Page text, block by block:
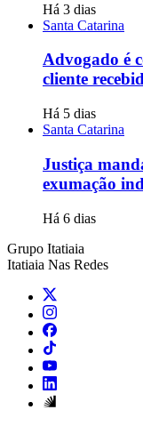
Há 3 dias
Santa Catarina
Advogado é
cliente
Há 5 dias
Santa Catarina
Justiça
exumação
Há 6 dias
Grupo Itatiaia
Itatiaia Nas Redes